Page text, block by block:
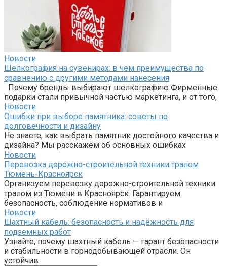
Новости
Шелкография на сувенирах: в чем преимущества по
сравнению с другими методами нанесения
Почему бренды выбирают шелкографию Фирменные
подарки стали привычной частью маркетинга, и от того,
Новости
Ошибки при выборе памятника: советы по
долговечности и дизайну
Не знаете, как выбрать памятник достойного качества и
дизайна? Мы расскажем об основных ошибках
Новости
Перевозка дорожно-строительной техники тралом
Тюмень-Красноярск
Организуем перевозку дорожно-строительной техники
тралом из Тюмени в Красноярск. Гарантируем
безопасность, соблюдение нормативов и
Новости
Шахтный кабель: безопасность и надёжность для
подземных работ
Узнайте, почему шахтный кабель — гарант безопасности
и стабильности в горнодобывающей отрасли. Он
устойчив